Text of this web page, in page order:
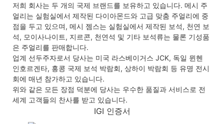
저희 회사는 두 개의 국제 브랜드를 보유하고 있습니다. 메시 주
얼리는 실험실에서 제작된 다이아몬드와 고급 맞춤 주얼리에 중
점을 두고 있으며, 메시 젬스는 실험실에서 제작된 보석, 천연 보
석, 모이사나이트, 지르콘, 천연석 및 기타 보석류는 물론 기성품
은 주얼리를 판매합니다.
업계 선두주자로서 당사는 미국 라스베이거스 JCK, 독일 뮌헨
인호르겐타, 홍콩 국제 보석 박람회, 상하이 박람회 등 유명 전시
회에 매년 참가하고 있습니다.
위와 같은 모든 장점 덕분에 당사는 우수한 품질과 서비스로 전
세계 고객들의 찬사를 받고 있습니다.
IGI 인증서